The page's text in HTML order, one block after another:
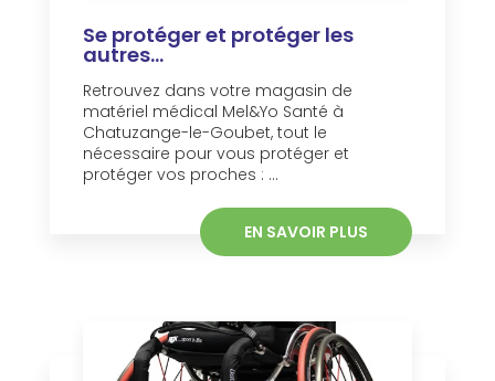
Se protéger et protéger les
autres...
Retrouvez dans votre magasin de
matériel médical Mel&Yo Santé à
Chatuzange-le-Goubet, tout le
nécessaire pour vous protéger et
protéger vos proches : ...
EN SAVOIR PLUS